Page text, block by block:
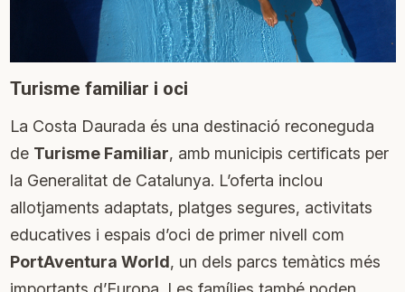
Turisme familiar i oci
La Costa Daurada és una destinació reconeguda
de Turisme Familiar, amb municipis certificats per
la Generalitat de Catalunya. L’oferta inclou
allotjaments adaptats, platges segures, activitats
educatives i espais d’oci de primer nivell com
PortAventura World, un dels parcs temàtics més